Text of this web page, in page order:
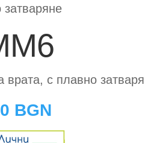
врата, с плавно
BGN